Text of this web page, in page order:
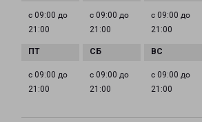
с 09:00 до
21:00
с 09:00 до
21:00
с 09:00 до
21:00
с 09:00 до
21:00
с 09:00 до
21:00
с 09:00 до
21:00